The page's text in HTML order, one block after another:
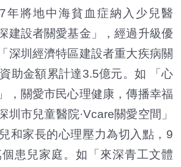
年將地中海貧血症納入少兒醫
建設者關愛基金」，經過升級優
深圳經濟特區建設者重大疾病關
助金額累計達3.5億元。如 「心
，關愛市民心理健康，傳播幸福
圳市兒童醫院·Vcare關愛空間」
和家長的心理壓力為切入點，9
患兒家庭。如「來深青工文體